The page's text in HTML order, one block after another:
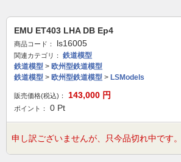
EMU ET403 LHA DB Ep4
商品コード： ls16005
関連カテゴリ：
鉄道模型
鉄道模型 > 欧州型鉄道模型
鉄道模型 > 欧州型鉄道模型 > LSModels
販売価格(税込)： 143,000 円
ポイント： 0 Pt
申し訳ございませんが、只今品切れ中です。